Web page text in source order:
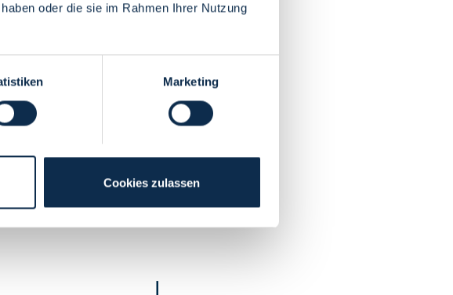
oder die sie im Rahmen Ihrer Nutzung
Marketing
Cookies zulassen